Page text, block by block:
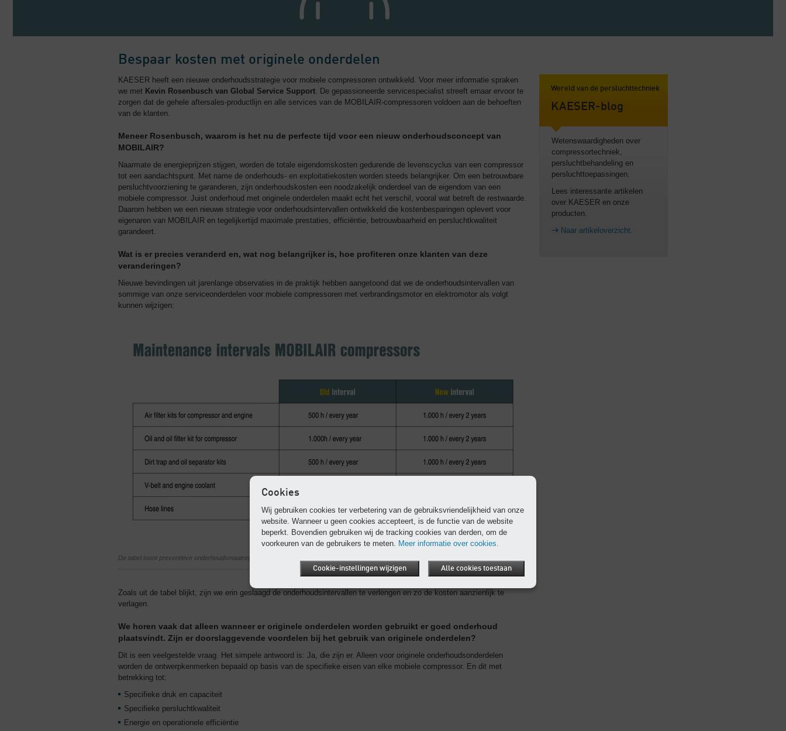
Bespaar kosten met originele onderdelen
KAESER heeft een nieuwe onderhoudsstrategie voor mobiele compressoren ontwikkeld. Voor meer informatie spraken
we met Kevin Rosenbusch van Global Service Support. De gepassioneerde servicespecialist streeft ernaar ervoor te
zorgen dat de gehele aftersales-productlijn en alle services van de MOBILAIR-compressoren voldoen aan de behoeften
van de klanten.
Meneer Rosenbusch, waarom is het nu de perfecte tijd voor een nieuw onderhoudsconcept van
MOBILAIR?
Naarmate de energieprijzen stijgen, worden de totale eigendomskosten gedurende de levenscyclus van een compressor
tot een aandachtspunt. Met name de onderhouds- en exploitatiekosten worden steeds belangrijker. Om een betrouwbare
persluchtvoorziening te garanderen, zijn onderhoudskosten een noodzakelijk onderdeel van de eigendom van een
mobiele compressor. Juist onderhoud met originele onderdelen maakt echt het verschil, vooral wat betreft de restwaarde.
Daarom hebben we een nieuwe strategie voor onderhoudsintervallen ontwikkeld die kostenbesparingen oplevert voor
eigenaren van MOBILAIR en tegelijkertijd maximale prestaties, efficiëntie, betrouwbaarheid en persluchtkwaliteit
garandeert.
Wat is er precies veranderd en, wat nog belangrijker is, hoe profiteren onze klanten van deze
veranderingen?
Nieuwe bevindingen uit jarenlange observaties in de praktijk hebben aangetoond dat we de onderhoudsintervallen van
sommige van onze serviceonderdelen voor mobiele compressoren met verbrandingsmotor en elektromotor als volgt
kunnen wijzigen:
De tabel toont preventieve onderhoudsmaatregelen waarvoor de onderhoudsintervallen zijn gewijzigd.
Zoals uit de tabel blijkt, zijn we erin geslaagd de onderhoudsintervallen te verlengen en zo de kosten aanzienlijk te
verlagen.
We horen vaak dat alleen wanneer er originele onderdelen worden gebruikt er goed onderhoud
plaatsvindt. Zijn er doorslaggevende voordelen bij het gebruik van originele onderdelen?
Dit is een veelgestelde vraag. Het simpele antwoord is: Ja, die zijn er. Alleen voor originele onderhoudsonderdelen
worden de ontwerpkenmerken bepaald op basis van de specifieke eisen van elke mobiele compressor. En dit met
betrekking tot:
Specifieke druk en capaciteit
Specifieke persluchtkwaliteit
Energie en operationele efficiëntie
Wereld van de persluchttechniek
KAESER-blog
Wetenswaardigheden over
compressortechniek,
persluchtbehandeling en
persluchttoepassingen.
Lees interessante artikelen
over KAESER en onze
producten.
Naar artikeloverzicht.
Cookies
Wij gebruiken cookies ter verbetering van de gebruiksvriendelijkheid van onze
website. Wanneer u geen cookies accepteert, is de functie van de website
beperkt. Bovendien gebruiken wij de tracking cookies van derden, om de
voorkeuren van de gebruikers te meten. Meer informatie over cookies.
Cookie-instellingen wijzigen Alle cookies toestaan